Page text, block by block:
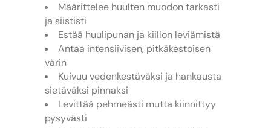
Määrittelee huulten muodon tarkasti
ja siististi
Estää huulipunan ja kiillon leviämistä
Antaa intensiivisen, pitkäkestoisen
värin
Kuivuu vedenkestäväksi ja hankausta
sietäväksi pinnaksi
Levittää pehmeästi mutta kiinnittyy
pysyvästi